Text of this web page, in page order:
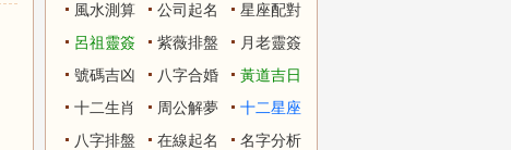
風水測算 公司起名
星座配對
呂祖靈簽
紫薇排盤
月老靈簽
號碼吉凶
八字合婚
黃道吉日
十二生肖
周公解夢
十二星座
八字排盤
在線起名
名字分析